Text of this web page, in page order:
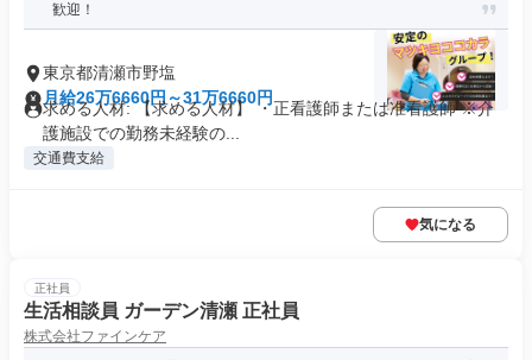
歓迎！
東京都清瀬市野塩
月給26万6660円～31万6660円
求める人材: 【求める人材】 ・正看護師または准看護師 ※介
護施設での勤務未経験の...
交通費支給
気になる
正社員
生活相談員 ガーデン清瀬 正社員
株式会社ファインケア